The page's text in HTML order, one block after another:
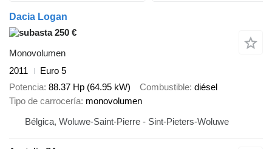
Dacia Logan
250 €
Monovolumen
2011
Euro 5
Potencia 88.37 Hp (64.95 kW) Combustible diésel
Tipo de carrocería monovolumen
Bélgica, Woluwe-Saint-Pierre - Sint-Pieters-Woluwe